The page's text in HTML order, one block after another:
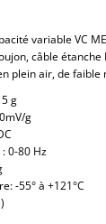
variable VC
câble étanche
plein air, de faible
g
g
0-80 Hz
-55° à +121°C